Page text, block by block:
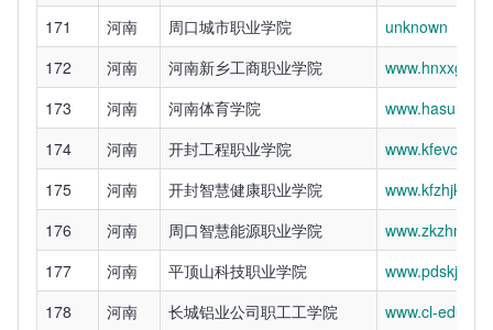
171
河南 周口城市职业学院
unknown
172
河南 河南新乡工商职业学院
173
河南 河南体育学院
174
河南 开封工程职业学院
175
河南 开封智慧健康职业学院
176
河南 周口智慧能源职业学院
177
河南 平顶山科技职业学院
178
河南 长城铝业公司职工工学院
www.cl-edu.cn